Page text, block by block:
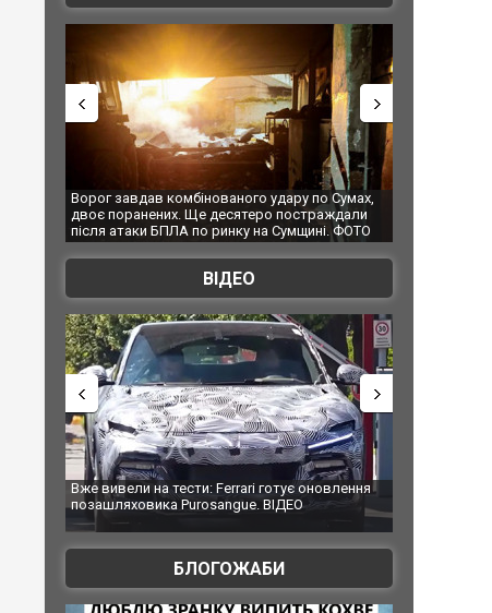
Ворог завдав комбінованого удару по Сумах,
двоє поранених. Ще десятеро постраждали
після атаки БПЛА по ринку на Сумщині. ФОТО
За 2000 кілометрів
Єкатеринбурзі після
склад Wildberries.
ВІДЕО
Вже вивели на тести: Ferrari готує оновлення
позашляховика Purosangue. ВІДЕО
Вийшов трейлер нової
фільму "Афера
БЛОГОЖАБИ